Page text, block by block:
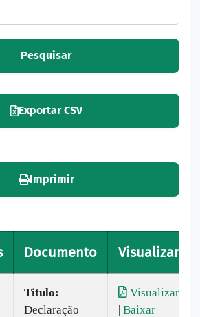
Pesquisar
Exportar CSV
Imprimir
Documento Visualizar
Titulo:
Declaração
Visualizar
| Baixar